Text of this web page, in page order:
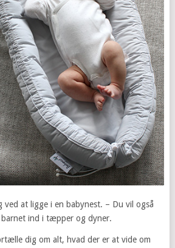
at ligge i en babynest. – Du vil også
barnet ind i tæpper og dyner.
dig om alt, hvad der er at vide om